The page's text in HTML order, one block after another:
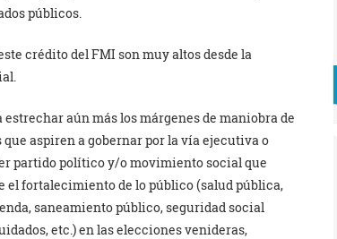
públicos.
crédito del FMI son muy altos desde la
aún más los márgenes de maniobra de
aspiren a gobernar por la vía ejecutiva o
partido político y/o movimiento social que
fortalecimiento de lo público (salud pública,
saneamiento público, seguridad social
etc.) en las elecciones venideras,